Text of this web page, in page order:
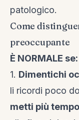
patologico.
Come
preoccupante
È NORMALE se:
1. Dimentichi
li ricordi poco
metti più